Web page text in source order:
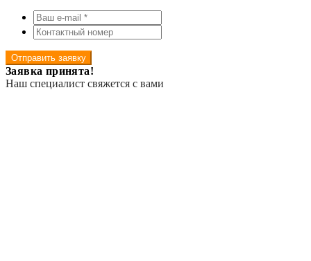
Отправить заявку
Заявка принята!
Наш специалист свяжется с вами